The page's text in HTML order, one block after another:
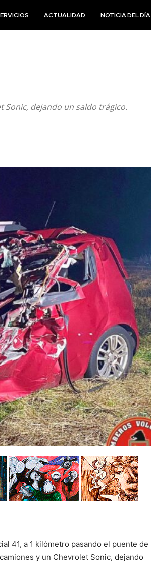
ACTUALIDAD NOTICIA DEL DÍA
Sonic, dejando un saldo trágico.
41, a 1 kilómetro pasando el puente de
y un Chevrolet Sonic, dejando